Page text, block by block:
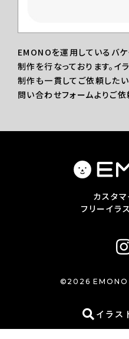
イラス
EMONOを運用しているバ
制作を行なっております。イ
制作も一貫してご依頼した
問い合わせフォームよりご依
カスタ
フリーイラ
©2026